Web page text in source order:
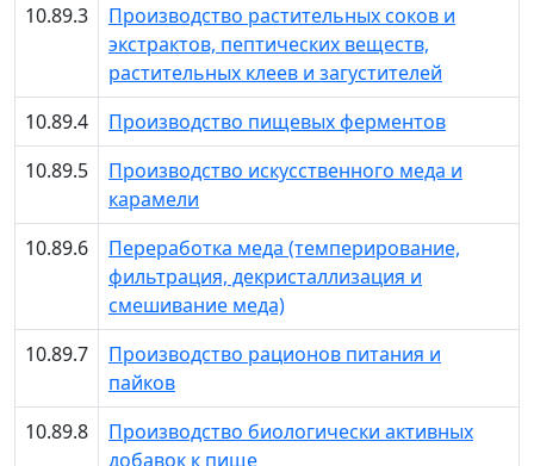
10.89.3
Производство растительных соков и
экстрактов, пептических веществ,
растительных клеев и загустителей
10.89.4
Производство пищевых ферментов
10.89.5
Производство искусственного меда и
карамели
10.89.6
Переработка меда (темперирование,
фильтрация, декристаллизация и
смешивание меда)
10.89.7
Производство рационов питания и
пайков
10.89.8
Производство биологически активных
добавок к пище